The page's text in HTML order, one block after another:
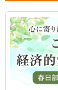
Q.総合的に
A.株主であ
気になり、
を利用し
ていただ